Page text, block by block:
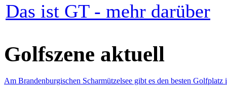
Das ist GT - mehr darüber
Golfszene aktuell
Am Brandenburgischen Scharmützelsee gibt es den besten